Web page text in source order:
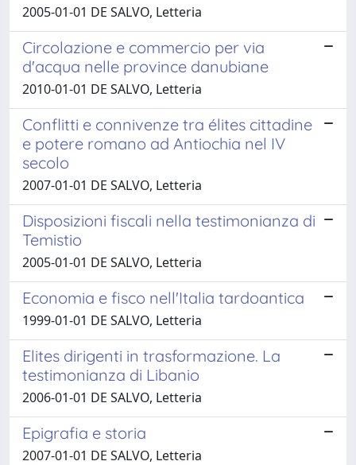
2005-01-01 DE SALVO, Letteria
Circolazione e commercio per via
d'acqua nelle province danubiane
2010-01-01 DE SALVO, Letteria
Conflitti e connivenze tra élites cittadine
e potere romano ad Antiochia nel IV
secolo
2007-01-01 DE SALVO, Letteria
Disposizioni fiscali nella testimonianza di
Temistio
2005-01-01 DE SALVO, Letteria
Economia e fisco nell'Italia tardoantica
1999-01-01 DE SALVO, Letteria
Elites dirigenti in trasformazione. La
testimonianza di Libanio
2006-01-01 DE SALVO, Letteria
Epigrafia e storia
2007-01-01 DE SALVO, Letteria